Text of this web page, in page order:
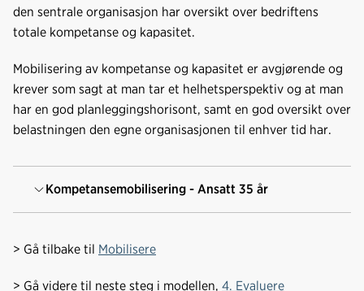
den sentrale organisasjon har oversikt over bedriftens
totale kompetanse og kapasitet.
Mobilisering av kompetanse og kapasitet er avgjørende og
krever som sagt at man tar et helhetsperspektiv og at man
har en god planleggingshorisont, samt en god oversikt over
belastningen den egne organisasjonen til enhver tid har.
Kompetansemobilisering - Ansatt 35 år
> Gå tilbake til Mobilisere
> Gå videre til neste steg i modellen, 4. Evaluere